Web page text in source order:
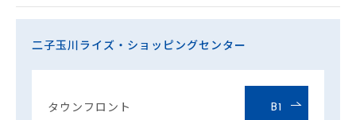
二子玉川ライズ・ショッピングセンター
タウンフロント B1